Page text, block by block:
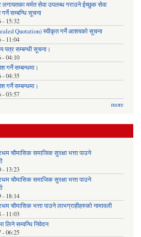
लगायतका मर्मत सेवा उपलब्ध गराउने ईच्छुक सेवा
सम्बन्धि सूचना
- 15:32
Quotation) स्वीकृत गर्ने आशयको सूचना
- 11:04
पत्र सम्बन्धी सूचना।
- 04:10
गर्ने सम्बन्धमा।
- 04:35
गर्ने सम्बन्धमा।
- 03:57
more
चौमासिक समाजिक सुरक्षा भत्ता पाउने
- 13:23
चौमासिक समाजिक सुरक्षा भत्ता पाउने
- 18:14
चौमासिक भत्ता पाउने लाभग्राहीहरुको नामावली
- 11:03
लिने सम्वन्धि निवेदन
- 06:25